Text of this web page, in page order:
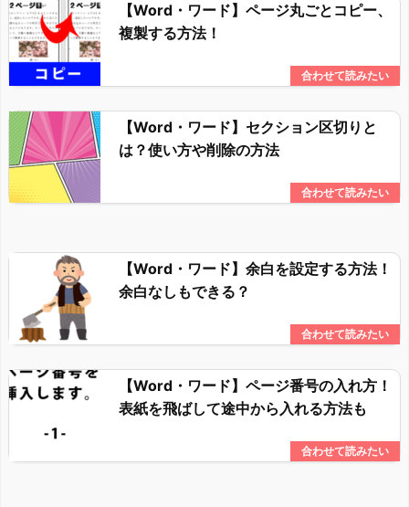
【Word・ワード】ページ丸ごとコピー、
複製する方法！
【Word・ワード】セクション区切りと
は？使い方や削除の方法
【Word・ワード】余白を設定する方法！
余白なしもできる？
【Word・ワード】ページ番号の入れ方！
表紙を飛ばして途中から入れる方法も